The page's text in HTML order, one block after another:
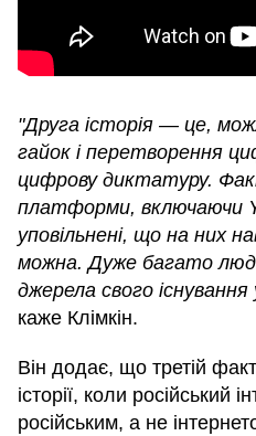
"Друга історія — це,
гайок і перетворення
цифрову диктатуру.
платформи, включаючи
уповільнені, що на них
можна. Дуже багато
джерела свого існування
каже Клімкін.
Він додає, що третій
історії, коли російський
російським, а не